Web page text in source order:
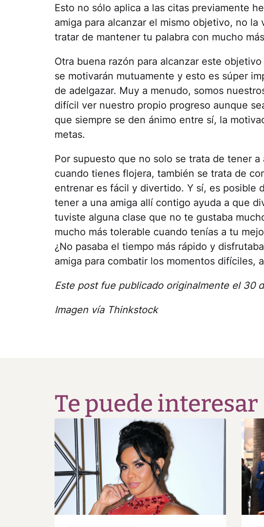
Esto no sólo aplica a las citas previamente
amiga para alcanzar el mismo objetivo, no
tratar de mantener tu palabra con mucho
Otra buena razón para alcanzar este
se motivarán mutuamente y esto es súper
de adelgazar. Muy a menudo, somos
difícil ver nuestro propio progreso aunque
que siempre se den ánimo entre sí, la
metas.
Por supuesto que no solo se trata de tener
cuando tienes flojera, también se trata de
entrenar es fácil y divertido. Y sí, es posible
tener a una amiga allí contigo ayuda a que
tuviste alguna clase que no te gustaba
mucho más tolerable cuando tenías a tu
¿No pasaba el tiempo más rápido y
amiga para combatir los momentos difíciles,
Este post fue publicado originalmente el 30
Imagen vía Thinkstock
Te puede interesar